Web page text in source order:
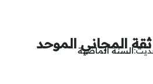
المجاني الموحد
السنة الماضية